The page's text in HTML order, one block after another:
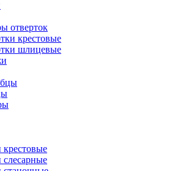
отверток
крестовые
шлицевые
крестовые
слесарные